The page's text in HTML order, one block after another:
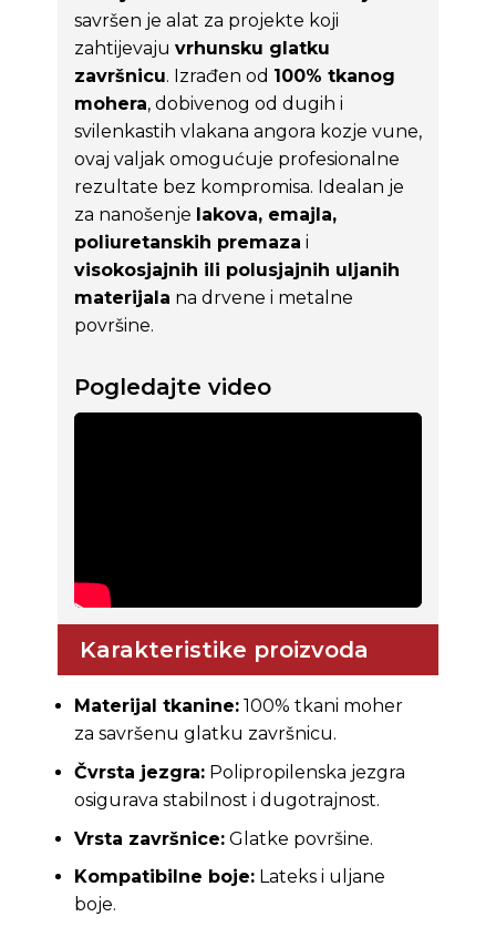
savršen je alat za projekte koji
zahtijevaju vrhunsku glatku
završnicu. Izrađen od 100% tkanog
mohera, dobivenog od dugih i
svilenkastih vlakana angora kozje vune,
ovaj valjak omogućuje profesionalne
rezultate bez kompromisa. Idealan je
za nanošenje lakova, emajla,
poliuretanskih premaza i
visokosjajnih ili polusjajnih uljanih
materijala na drvene i metalne
površine.
Pogledajte video
Karakteristike proizvoda
Materijal tkanine:100% tkani moher
za savršenu glatku završnicu.
Čvrsta jezgra:Polipropilenska jezgra
osigurava stabilnost i dugotrajnost.
Vrsta završnice:Glatke površine.
Kompatibilne boje:Lateks i uljane
boje.